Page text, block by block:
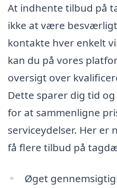
At indhente tilbud på
ikke at være
kontakte hver enkelt
kan du på vores
oversigt over
Dette sparer dig tid
for at sammenligne
serviceydelser. Her er
få flere tilbud på
Øget